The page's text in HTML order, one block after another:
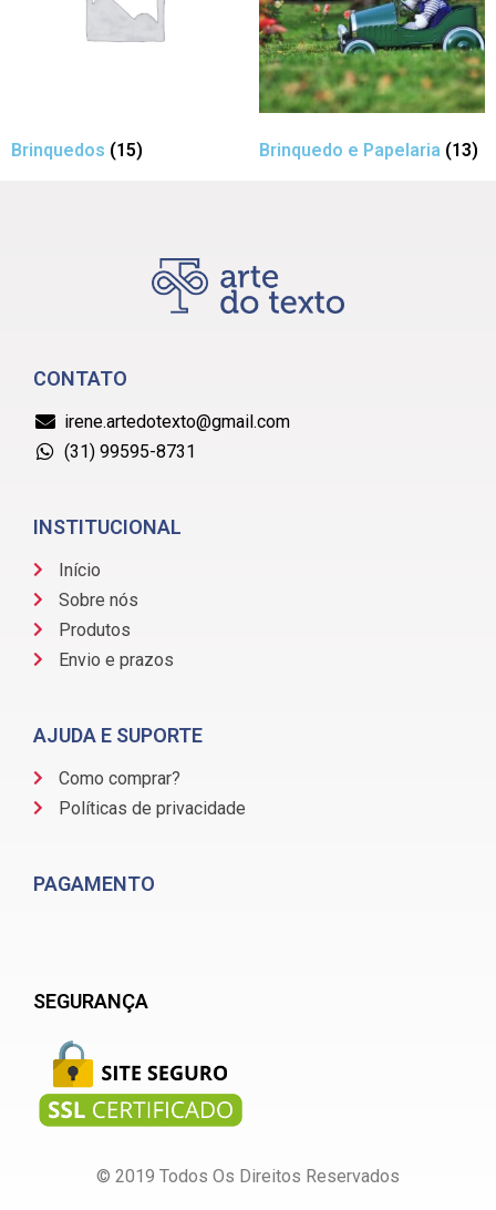
Brinquedos (15) Brinquedo e Papelaria (13)
CONTATO
irene.artedotexto@gmail.com
(31) 99595-8731
INSTITUCIONAL
Início
Sobre nós
Produtos
Envio e prazos
AJUDA E SUPORTE
Como comprar?
Políticas de privacidade
PAGAMENTO
SEGURANÇA
© 2019 Todos Os Direitos Reservados